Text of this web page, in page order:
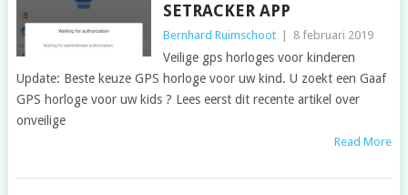
SETRACKER APP
Bernhard Ruimschoot 8 februari 2019
Veilige gps horloges voor kinderen
Update: Beste keuze GPS horloge voor uw kind. U zoekt een Gaaf
GPS horloge voor uw kids ? Lees eerst dit recente artikel over
onveilige
Read More